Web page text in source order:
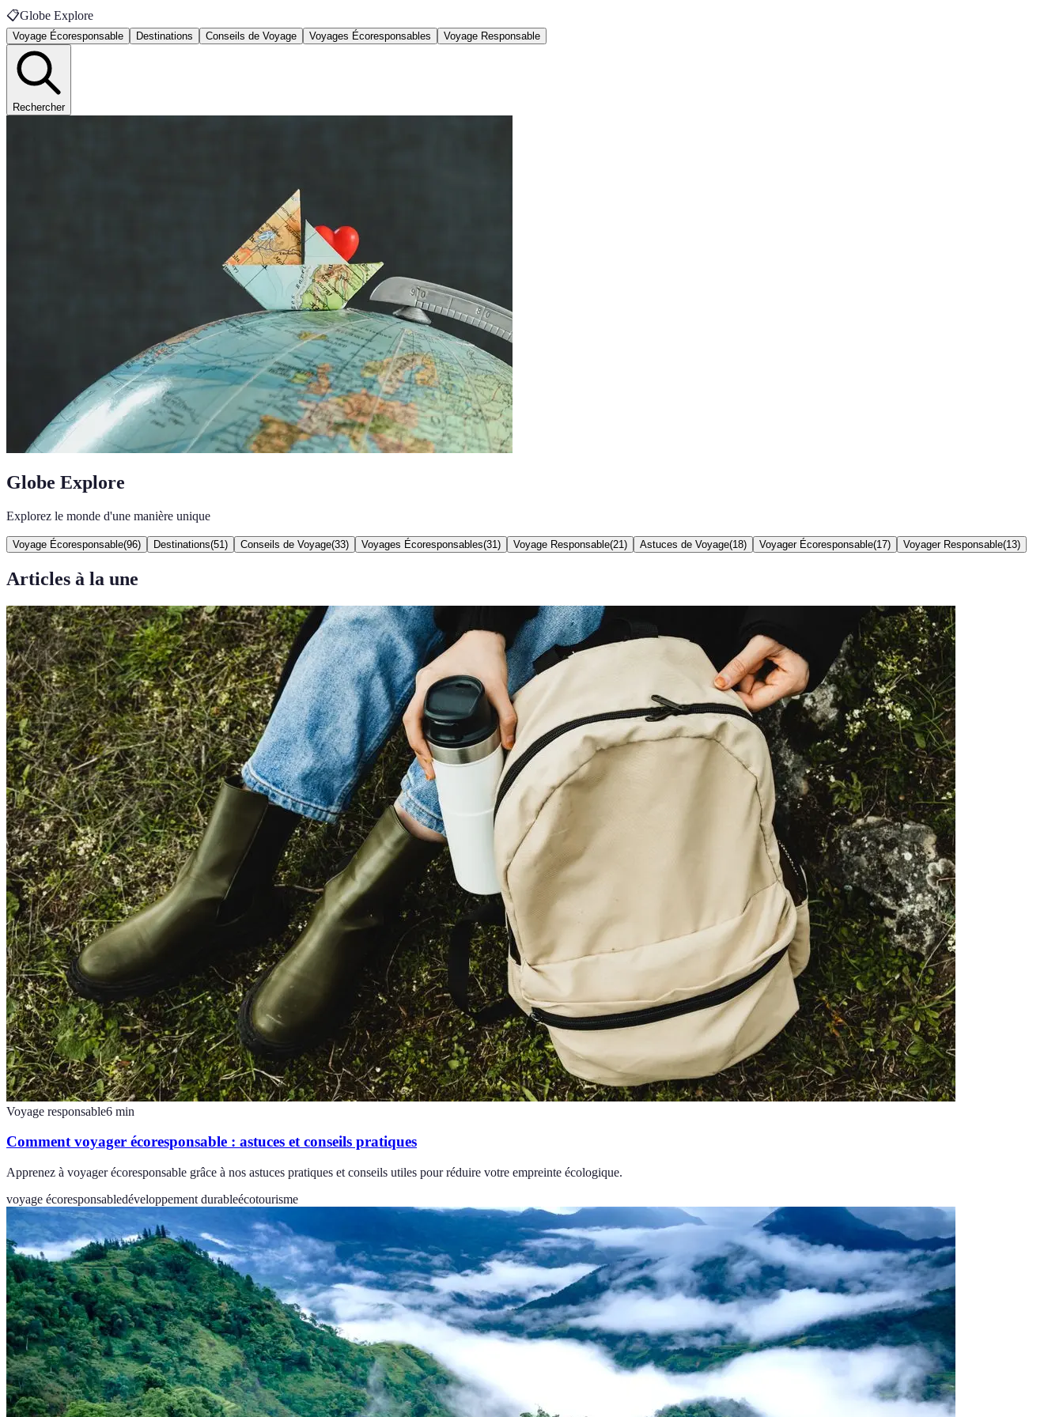
📋Globe Explore
Voyage Écoresponsable Destinations Conseils de Voyage Voyages Écoresponsables Voyage Responsable
Rechercher
Globe Explore
Explorez le monde d'une manière unique
Voyage Écoresponsable(96) Destinations(51 ) Conseils de Voyage(33) Voyages Écoresponsables(31 ) Voyage Responsable(21 ) Astuces de Voyage(18) Voyager Écoresponsable(17) Voyager Responsable(13)
Articles à la une
Voyage responsable6 min
Comment voyager écoresponsable : astuces et conseils pratiques
Apprenez à voyager écoresponsable grâce à nos astuces pratiques et conseils utiles pour réduire votre empreinte écologique.
voyage écoresponsabledéveloppement durableécotourisme